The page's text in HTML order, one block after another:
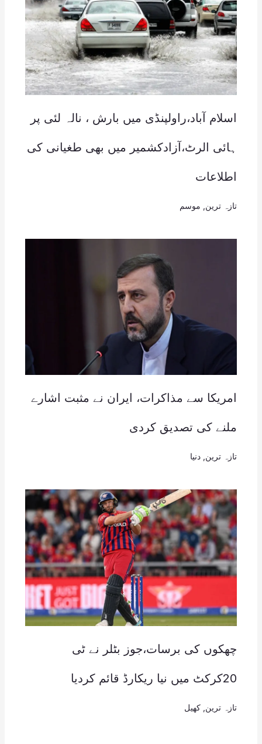
اسلام آباد،راولپنڈی میں بارش ، نالہ لئی پر
ہائی الرٹ،آزادکشمیر میں بھی طغیانی کی
اطلاعات
تازہ ترین موسم
امریکا سے مذاکرات، ایران نے مثبت اشارے
ملنے کی تصدیق کردی
تازہ ترین دنیا
چھکوں کی برسات،جوز بٹلر نے ٹی
20کرکٹ میں نیا ریکارڈ قائم کردیا
تازہ ترین کھیل